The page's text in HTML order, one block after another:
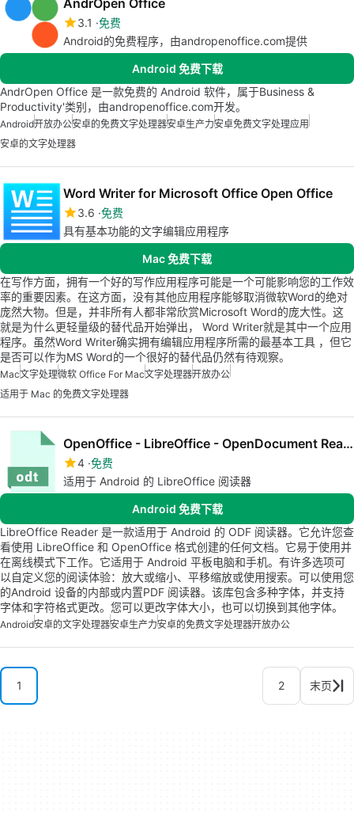
AndrOpen Office
3.1 免费
Android的免费程序，由andropenoffice.com提供
Android 免费下载
AndrOpen Office 是一款免费的 Android 软件，属于Business &
Productivity'类别，由andropenoffice.com开发。
Android开放办公安卓的免费文字处理器安卓生产力安卓免费文字处理应用
安卓的文字处理器
Word Writer for Microsoft Office Open Office
3.6 免费
具有基本功能的文字编辑应用程序
Mac 免费下载
在写作方面，拥有一个好的写作应用程序可能是一个可能影响您的工作效
率的重要因素。在这方面，没有其他应用程序能够取消微软Word的绝对
庞然大物。但是，并非所有人都非常欣赏Microsoft Word的庞大性。这
就是为什么更轻量级的替代品开始弹出， Word Writer就是其中一个应用
程序。虽然Word Writer确实拥有编辑应用程序所需的最基本工具 ，但它
是否可以作为MS Word的一个很好的替代品仍然有待观察。
Mac文字处理微软 Office For Mac文字处理器开放办公
适用于 Mac 的免费文字处理器
OpenOffice - LibreOffice - OpenDocument Reader
4 免费
适用于 Android 的 LibreOffice 阅读器
Android 免费下载
LibreOffice Reader 是一款适用于 Android 的 ODF 阅读器。它允许您查
看使用 LibreOffice 和 OpenOffice 格式创建的任何文档。它易于使用并
在离线模式下工作。它适用于 Android 平板电脑和手机。有许多选项可
以自定义您的阅读体验：放大或缩小、平移缩放或使用搜索。可以使用您
的Android 设备的内部或内置PDF 阅读器。该库包含多种字体，并支持
字体和字符格式更改。您可以更改字体大小，也可以切换到其他字体。
Android安卓的文字处理器安卓生产力安卓的免费文字处理器开放办公
1 2 末页